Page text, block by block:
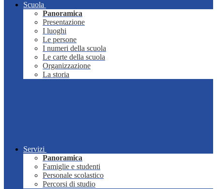
Scuola
Panoramica
Presentazione
I luoghi
Le persone
I numeri della scuola
Le carte della scuola
Organizzazione
La storia
Servizi
Panoramica
Famiglie e studenti
Personale scolastico
Percorsi di studio